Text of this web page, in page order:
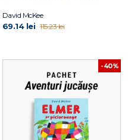
David McKee
69.14 lei 115.23 lei
-40%